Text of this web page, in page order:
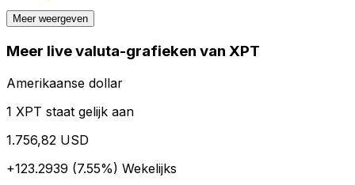
Meer weergeven
Meer live valuta-grafieken van XPT
Amerikaanse dollar
1 XPT staat gelijk aan
1.756,82 USD
+123.2939 (7.55%) Wekelijks